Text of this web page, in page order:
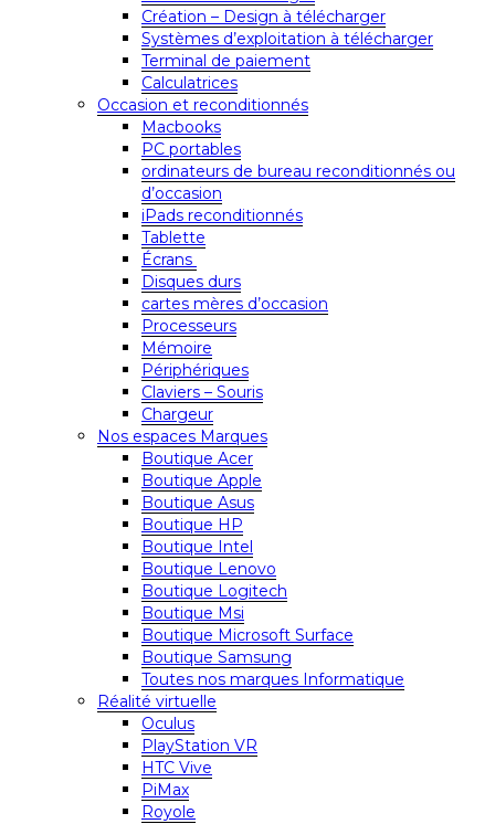
Création – Design à télécharger
Systèmes d’exploitation à télécharger
Terminal de paiement
Calculatrices
Occasion et reconditionnés
Macbooks
PC portables
ordinateurs de bureau reconditionnés ou
d’occasion
iPads reconditionnés
Tablette
Écrans
Disques durs
cartes mères d’occasion
Processeurs
Mémoire
Périphériques
Claviers – Souris
Chargeur
Nos espaces Marques
Boutique Acer
Boutique Apple
Boutique Asus
Boutique HP
Boutique Intel
Boutique Lenovo
Boutique Logitech
Boutique Msi
Boutique Microsoft Surface
Boutique Samsung
Toutes nos marques Informatique
Réalité virtuelle
Oculus
PlayStation VR
HTC Vive
PiMax
Royole